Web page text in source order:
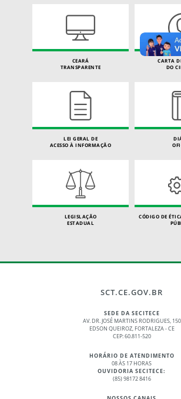
CEARÁ
TRANSPARENTE
CARTA
DO
LEI GERAL DE
ACESSO À INFORMAÇÃO
LEGISLAÇÃO
ESTADUAL
CÓDIGO DE
SCT.CE.GOV.BR
SEDE DA SECITECE
AV. DR. JOSÉ MARTINS RODRIGUES, 150
EDSON QUEIROZ, FORTALEZA - CE
CEP: 60.811-520
HORÁRIO DE ATENDIMENTO
08 ÀS 17 HORAS
OUVIDORIA SECITECE:
(85) 98172 8416